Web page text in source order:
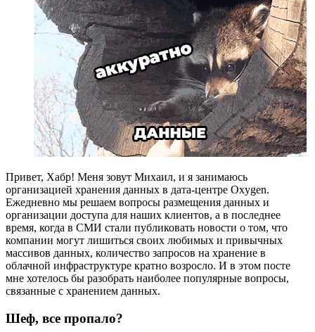
Привет, Хабр! Меня зовут Михаил, и я занимаюсь
организацией хранения данных в дата-центре Oxygen.
Ежедневно мы решаем вопросы размещения данных и
организации доступа для наших клиентов, а в последнее
время, когда в СМИ стали публиковать новости о том, что
компании могут лишиться своих любимых и привычных
массивов данных, количество запросов на хранение в
облачной инфраструктуре кратно возросло. И в этом посте
мне хотелось бы разобрать наиболее популярные вопросы,
связанные с хранением данных.
Шеф, все пропало?